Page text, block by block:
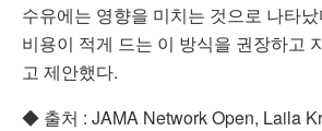
수유에는 영향을 미치는 것으로 나타
비용이 적게 드는 이 방식을 권장하고
고 제안했다.
◆ 출처 : JAMA Network Open, Laila